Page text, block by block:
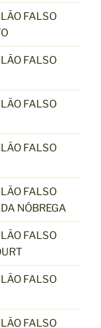
FALSO
FALSO
FALSO
FALSO
FALSO
NÓBREGA
FALSO
FALSO
FALSO